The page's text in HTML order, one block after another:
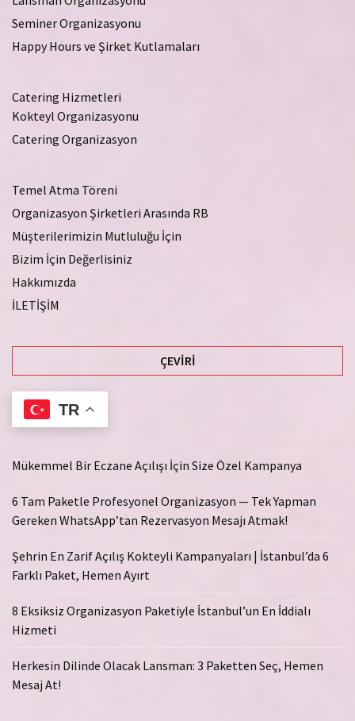
Seminer Organizasyonu
Happy Hours ve Şirket Kutlamaları
Catering Hizmetleri
Kokteyl Organizasyonu
Catering Organizasyon
Temel Atma Töreni
Organizasyon Şirketleri Arasında RB
Müşterilerimizin Mutluluğu İçin
Bizim İçin Değerlisiniz
Hakkımızda
İLETİŞİM
ÇEVIRI
TR
Mükemmel Bir Eczane Açılışı İçin Size Özel Kampanya
6 Tam Paketle Profesyonel Organizasyon — Tek Yapman
Gereken WhatsApp’tan Rezervasyon Mesajı Atmak!
Şehrin En Zarif Açılış Kokteyli Kampanyaları | İstanbul’da 6
Farklı Paket, Hemen Ayırt
8 Eksiksiz Organizasyon Paketiyle İstanbul’un En İddialı
Hizmeti
Herkesin Dilinde Olacak Lansman: 3 Paketten Seç, Hemen
Mesaj At!